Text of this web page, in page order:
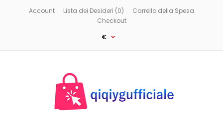
Account Lista dei Desideri (0)
Carrello della Spesa
Checkout
€